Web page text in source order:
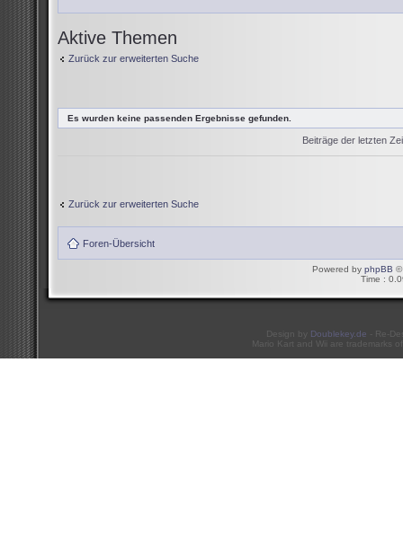
Aktive Themen
Zurück zur erweiterten Suche
Es wurden keine passenden Ergebnisse gefunden.
Beiträge der letzten
Zurück zur erweiterten Suche
Foren-Übersicht
Powered by phpBB ©
Time :
Design by Doublekey.de - Re-
Mario Kart and Wii are trademarks